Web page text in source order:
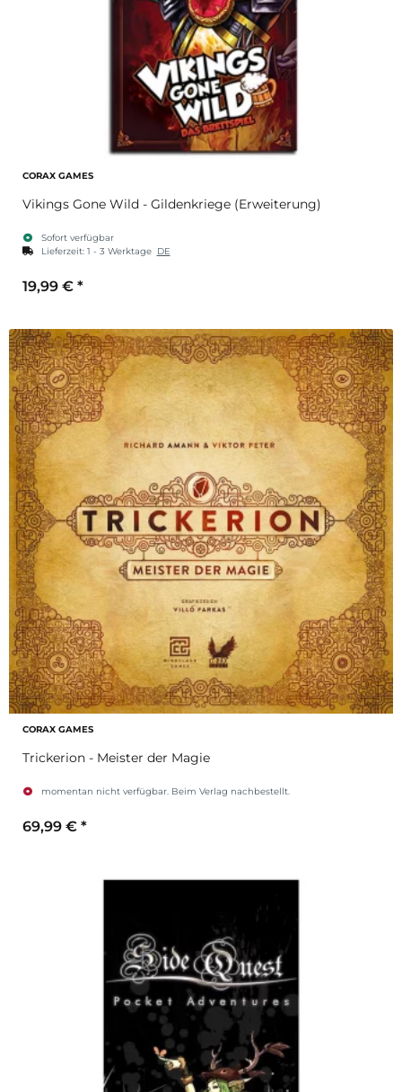
CORAX GAMES
Vikings Gone Wild - Gildenkriege (Erweiterung)
Sofort verfügbar
Lieferzeit: 1 - 3 Werktage DE
19,99 € *
CORAX GAMES
Trickerion - Meister der Magie
momentan nicht verfügbar. Beim Verlag nachbestellt.
69,99 € *